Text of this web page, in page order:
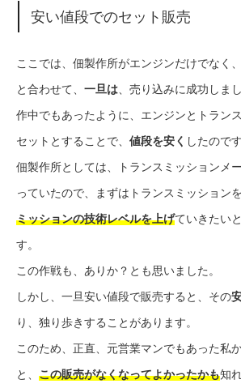
安い値段でのセット販売
ここでは、佃製作所がエンジンだけでなく
と合わせて、 一旦は 、売り込みに成功しまし
作中でもあったように、エンジンとトラン
セットとすることで、 値段を安く したのです
佃製作所としては、トランスミッションメ
っていたので、まずはトランスミッション
ミッションの技術レベルを上げていきたい
す。
この作戦も、ありか？とも思いました。
しかし、一旦安い値段で販売すると、その
り、独り歩きすることがあります。
このため、正直、元営業マンでもあった私
と、 この販売がなくなってよかったかも知